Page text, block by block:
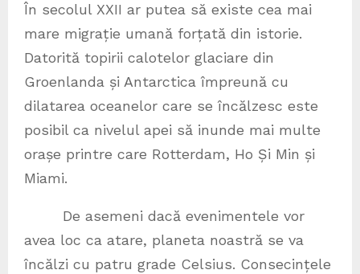
În secolul XXII ar putea să existe cea mai
mare migrație umană forțată din istorie.
Datorită topirii calotelor glaciare din
Groenlanda și Antarctica împreună cu
dilatarea oceanelor care se încălzesc este
posibil ca nivelul apei să inunde mai multe
orașe printre care Rotterdam, Ho Și Min și
Miami.
De asemeni dacă evenimentele vor
avea loc ca atare, planeta noastră se va
încălzi cu patru grade Celsius. Consecințele